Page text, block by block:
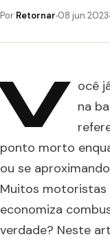
Por Retornar 08 jun 2023
ocê
na
ponto morto
ou se
Muitos motoristas
economiza
verdade? Neste